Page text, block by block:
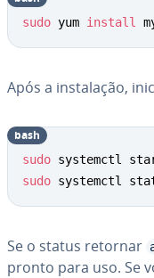
sudo yum install
Após a ins­ta­la­ção,
sudo
sudo systemctl
bash
Se o status retornar
pronto para uso. Se